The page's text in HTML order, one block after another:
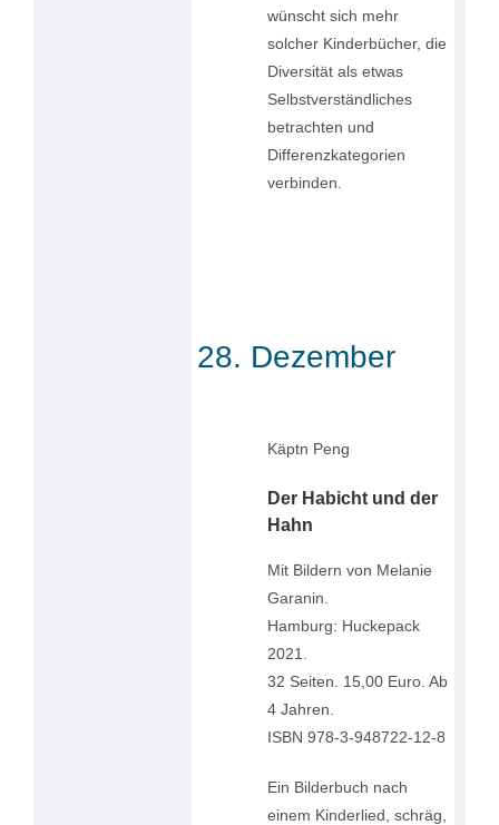
wünscht sich mehr
solcher Kinderbücher, die
Diversität als etwas
Selbstverständliches
betrachten und
Differenzkategorien
verbinden.
28. Dezember
Käptn Peng
Der Habicht und der
Hahn
Mit Bildern von Melanie
Garanin.
Hamburg: Huckepack
2021.
32 Seiten. 15,00 Euro. Ab
4 Jahren.
ISBN 978-3-948722-12-8
Ein Bilderbuch nach
einem Kinderlied, schräg,